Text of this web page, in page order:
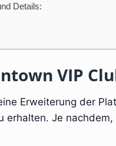
Details:
VIP
Erweiterung der
erhalten. Je